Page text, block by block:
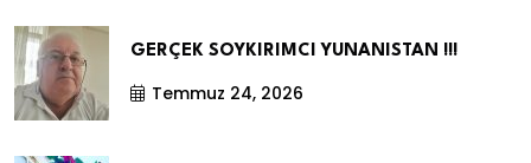
GERÇEK SOYKIRIMCI YUNANISTAN !!!
Temmuz 24, 2026